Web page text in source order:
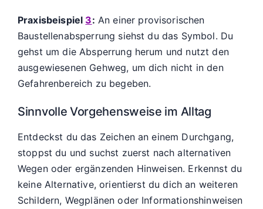
Praxisbeispiel 3: An einer provisorischen
Baustellenabsperrung siehst du das Symbol. Du
gehst um die Absperrung herum und nutzt den
ausgewiesenen Gehweg, um dich nicht in den
Gefahrenbereich zu begeben.
Sinnvolle Vorgehensweise im Alltag
Entdeckst du das Zeichen an einem Durchgang,
stoppst du und suchst zuerst nach alternativen
Wegen oder ergänzenden Hinweisen. Erkennst du
keine Alternative, orientierst du dich an weiteren
Schildern, Wegplänen oder Informationshinweisen